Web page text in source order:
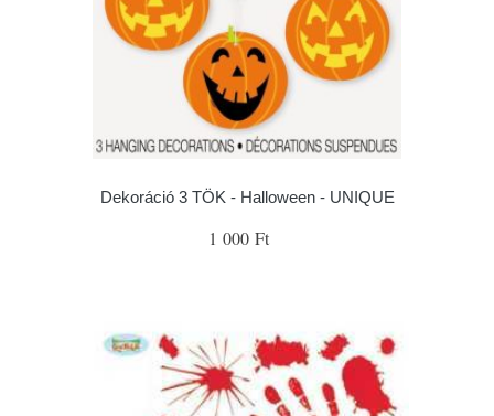
Dekoráció 3 TÖK - Halloween - UNIQUE
1 000 Ft